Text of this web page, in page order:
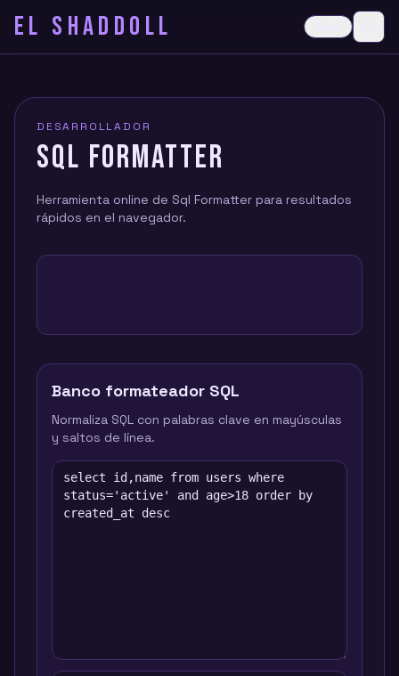
EL SHADDOLL
DESARROLLADOR
SQL FORMATTER
Herramienta online de Sql Formatter para resultados
rápidos en el navegador.
Banco formateador SQL
Normaliza SQL con palabras clave en mayúsculas
y saltos de línea.